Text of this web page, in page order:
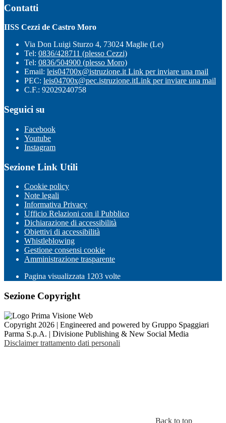
Contatti
IISS Cezzi de Castro Moro
Via Don Luigi Sturzo 4, 73024 Maglie (Le)
Tel: 0836/428711 (plesso Cezzi)
Tel: 0836/504900 (plesso Moro)
Email: leis04700x@istruzione.it Link per inviare una mail
PEC: leis04700x@pec.istruzione.itLink per inviare una mail
C.F.: 92029240758
Seguici su
Facebook
Youtube
Instagram
Sezione Link Utili
Cookie policy
Note legali
Informativa Privacy
Ufficio Relazioni con il Pubblico
Dichiarazione di accessibilità
Obiettivi di accessibilità
Whistleblowing
Gestione consensi cookie
Amministrazione trasparente
Pagina visualizzata 1203 volte
Sezione Copyright
Copyright 2026 | Engineered and powered by Gruppo Spaggiari
Parma S.p.A. | Divisione Publishing & New Social Media
Disclaimer trattamento dati personali
Back to top